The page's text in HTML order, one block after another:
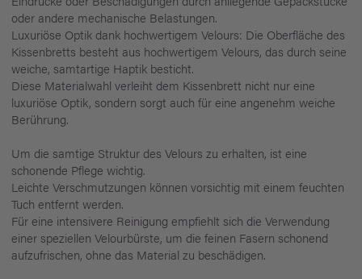
oder andere mechanische Belastungen.
Luxuriöse Optik dank hochwertigem Velours: Die Oberfläche des
Kissenbretts besteht aus hochwertigem Velours, das durch seine
weiche, samtartige Haptik besticht.
Diese Materialwahl verleiht dem Kissenbrett nicht nur eine
luxuriöse Optik, sondern sorgt auch für eine angenehm weiche
Berührung.
Um die samtige Struktur des Velours zu erhalten, ist eine
schonende Pflege wichtig.
Leichte Verschmutzungen können vorsichtig mit einem feuchten
Tuch entfernt werden.
Für eine intensivere Reinigung empfiehlt sich die Verwendung
einer speziellen Velourbürste, um die feinen Fasern schonend
aufzufrischen, ohne das Material zu beschädigen.